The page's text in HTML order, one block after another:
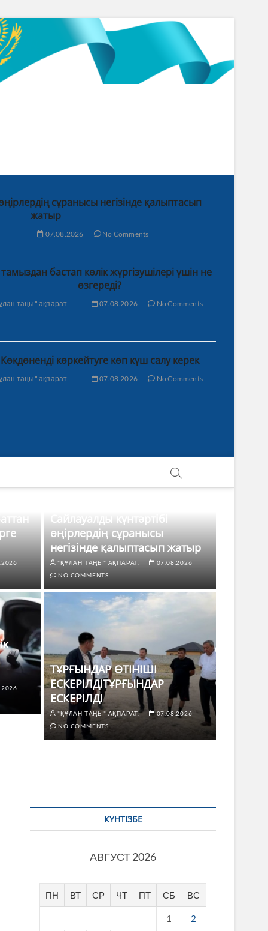
сұранысы негізінде қалыптасып
жатыр
07.08.2026 No Comments
бастап көлік жүргізушілері үшін не
өзгереді?
таңы" ақпарат. 07.08.2026 No Comments
Көкдөненді көркейтуге көп күш салу керек
таңы" ақпарат. 07.08.2026 No Comments
жүргізушілері үшін не
NO COMMENTS
Сайлауалды күнтәртібі
өңірлердің сұранысы
негізінде қалыптасып жатыр
"ҚҰЛАН ТАҢЫ" АҚПАРАТ.
07.08.2026
NO COMMENTS
ТҰРҒЫНДАР ӨТІНІШІ
ЕСКЕРІЛДІТҰРҒЫНДАР
ЕСКЕРІЛДІ
"ҚҰЛАН ТАҢЫ" АҚПАРАТ.
07.08.2026
NO COMMENTS
КҮНТІЗБЕ
АВГУСТ 2026
ПН ВТ СР ЧТ ПТ СБ ВС
1 2